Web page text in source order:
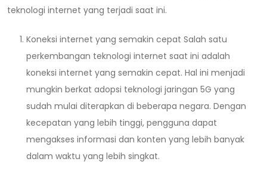
teknologi internet yang terjadi saat ini.
Koneksi internet yang semakin cepat Salah satu
perkembangan teknologi internet saat ini adalah
koneksi internet yang semakin cepat. Hal ini menjadi
mungkin berkat adopsi teknologi jaringan 5G yang
sudah mulai diterapkan di beberapa negara. Dengan
kecepatan yang lebih tinggi, pengguna dapat
mengakses informasi dan konten yang lebih banyak
dalam waktu yang lebih singkat.